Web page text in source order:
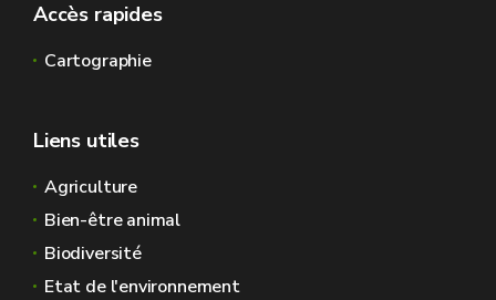
Accès rapides
Cartographie
Liens utiles
Agriculture
Bien-être animal
Biodiversité
Etat de l'environnement